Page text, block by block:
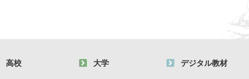
高校 大学 デジタル教材